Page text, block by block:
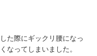
た際にギックリ腰になっ
なってしまいました。